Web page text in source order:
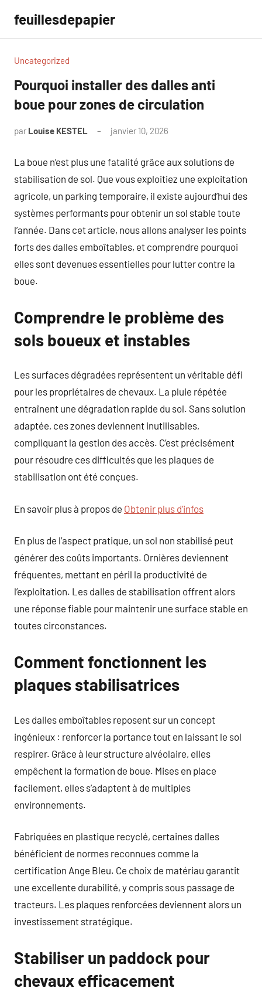
contenu
feuillesdepapier
Uncategorized
Pourquoi installer des dalles anti
boue pour zones de circulation
par Louise KESTEL janvier 10, 2026
La boue n’est plus une fatalité grâce aux solutions de
stabilisation de sol. Que vous exploitiez une exploitation
agricole, un parking temporaire, il existe aujourd’hui des
systèmes performants pour obtenir un sol stable toute
l’année. Dans cet article, nous allons analyser les points
forts des dalles emboîtables, et comprendre pourquoi
elles sont devenues essentielles pour lutter contre la
boue.
Comprendre le problème des
sols boueux et instables
Les surfaces dégradées représentent un véritable défi
pour les propriétaires de chevaux. La pluie répétée
entraînent une dégradation rapide du sol. Sans solution
adaptée, ces zones deviennent inutilisables,
compliquant la gestion des accès. C’est précisément
pour résoudre ces difficultés que les plaques de
stabilisation ont été conçues.
En savoir plus à propos de Obtenir plus d’infos
En plus de l’aspect pratique, un sol non stabilisé peut
générer des coûts importants. Ornières deviennent
fréquentes, mettant en péril la productivité de
l’exploitation. Les dalles de stabilisation offrent alors
une réponse fiable pour maintenir une surface stable en
toutes circonstances.
Comment fonctionnent les
plaques stabilisatrices
Les dalles emboîtables reposent sur un concept
ingénieux : renforcer la portance tout en laissant le sol
respirer. Grâce à leur structure alvéolaire, elles
empêchent la formation de boue. Mises en place
facilement, elles s’adaptent à de multiples
environnements.
Fabriquées en plastique recyclé, certaines dalles
bénéficient de normes reconnues comme la
certification Ange Bleu. Ce choix de matériau garantit
une excellente durabilité, y compris sous passage de
tracteurs. Les plaques renforcées deviennent alors un
investissement stratégique.
Stabiliser un paddock pour
chevaux efficacement